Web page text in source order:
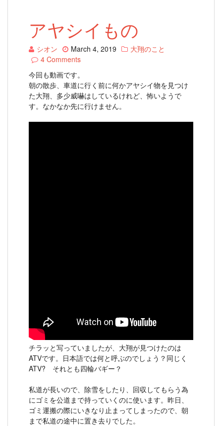
アヤシイもの
シオン March 4, 2019
大翔のこと
4 Comments
今回も動画です。
朝の散歩、車道に行く前に何かアヤシイ物を見つけ
た大翔、多少威嚇はしているけれど、怖いようで
す。なかなか先に行けません。
チラッと写っていましたが、大翔が見つけたのは
ATVです。日本語では何と呼ぶのでしょう？同じく
ATV? それとも四輪バギー？
私道が長いので、除雪をしたり、回収してもらう為
にゴミを公道まで持っていくのに使います。昨日、
ゴミ運搬の際にいきなり止まってしまったので、朝
まで私道の途中に置き去りでした。